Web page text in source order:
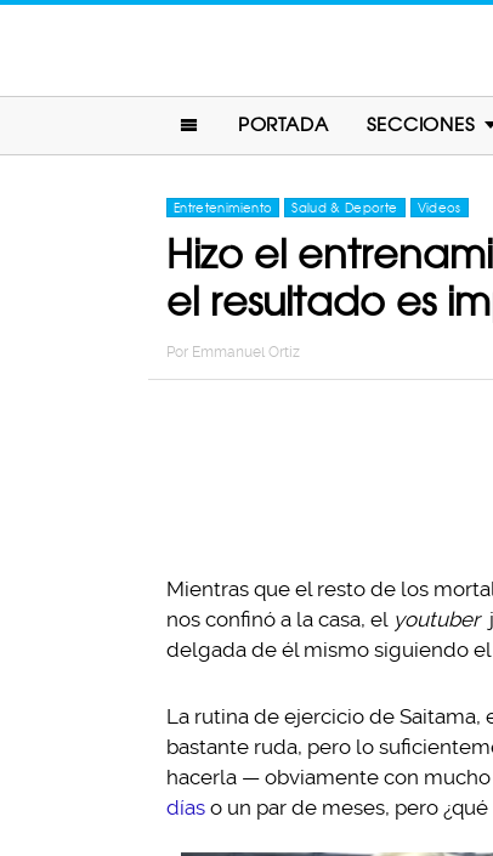
PORTADA SECCIONES
Entretenimiento Salud & Deporte Videos
Hizo el
el resultado es
Por Emmanuel Ortiz
Mientras que el resto de los
nos confinó a la casa, el youtuber
delgada de él mismo siguiendo
La rutina de ejercicio de
bastante ruda, pero lo
hacerla — obviamente con
días o un par de meses, pero